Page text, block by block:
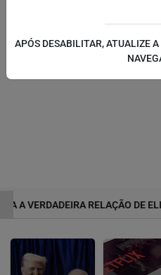
A VERDADEIRA RELAÇÃO DE
APÓS DESABILITAR, ATUALIZE